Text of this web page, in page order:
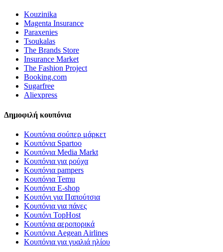
Kouzinika
Magenta Insurance
Paraxenies
Tsoukalas
The Brands Store
Insurance Market
The Fashion Project
Booking.com
Sugarfree
Aliexpress
Δημοφιλή κουπόνια
Κουπόνια σούπερ μάρκετ
Κουπόνια Spartoo
Κουπόνια Media Markt
Κουπόνια για ρούχα
Κουπόνια pampers
Κουπόνια Temu
Κουπόνια E-shop
Κουπόνι για Παπούτσια
Κουπόνια για πάνες
Κουπόνι TopHost
Κουπόνια αεροπορικά
Κουπόνια Aegean Airlines
Κουπόνια για γυαλιά ηλίου